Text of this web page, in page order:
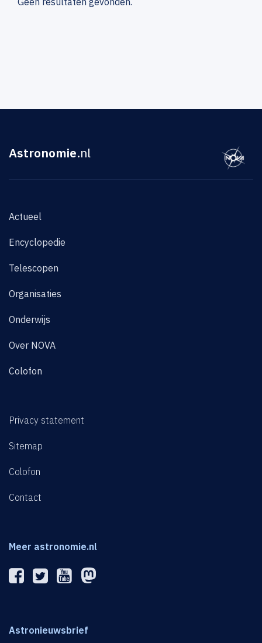
Astronomie.nl
Actueel
Encyclopedie
Telescopen
Organisaties
Onderwijs
Over NOVA
Colofon
Privacy statement
Sitemap
Colofon
Contact
Meer astronomie.nl
Astronieuwsbrief